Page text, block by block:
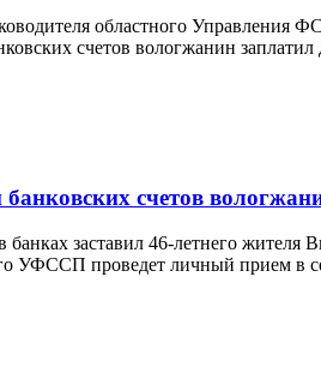
областного Управления
счетов
банках заставил 46-летнего жителя